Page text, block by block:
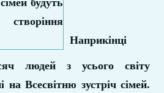
Наприкінці
людей з усього світу
на Всесвітню зустріч сімей.